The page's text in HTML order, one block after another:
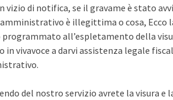
vizio di notifica, se il gravame è stato
è illegittima o cosa,
all’espletamento della
in vivavoce a darvi assistenza legale
del nostro servizio avrete la visura